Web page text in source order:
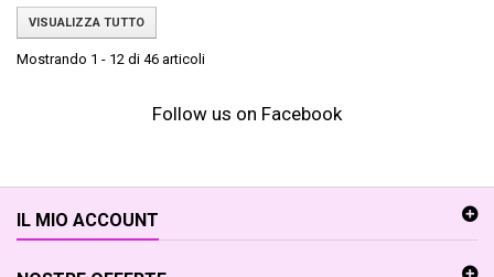
VISUALIZZA TUTTO
Mostrando 1 - 12 di 46 articoli
Follow us on Facebook
IL MIO ACCOUNT